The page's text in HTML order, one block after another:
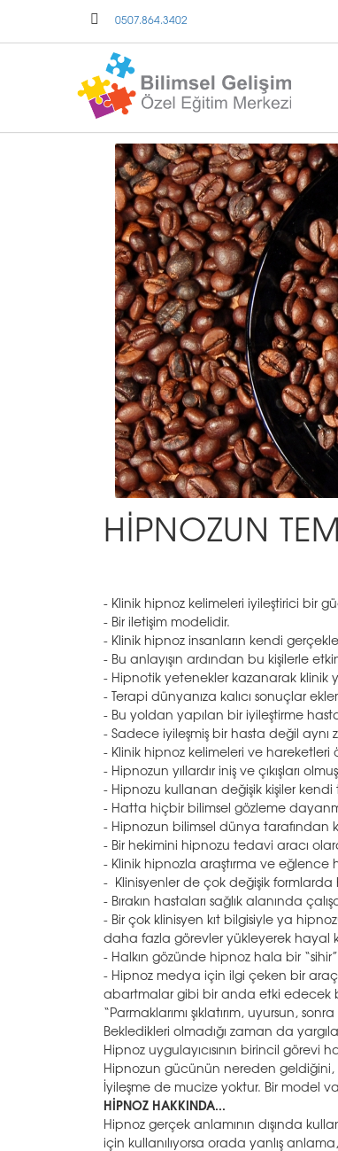
0507.864.3402
HİPNOZUN
- Klinik hipnoz kelimeleri iyileştirici bir
- Bir iletişim modelidir.
- Klinik hipnoz insanların kendi
- Bu anlayışın ardından bu kişilerle
- Hipnotik yetenekler kazanarak klinik
- Terapi dünyanıza kalıcı sonuçlar
- Bu yoldan yapılan bir iyileştirme
- Sadece iyileşmiş bir hasta değil aynı
- Klinik hipnoz kelimeleri ve hareketleri
- Hipnozun yıllardır iniş ve çıkışları
- Hipnozu kullanan değişik kişiler kendi
- Hatta hiçbir bilimsel gözleme
- Hipnozun bilimsel dünya tarafından
- Bir hekimini hipnozu tedavi aracı
- Klinik hipnozla araştırma ve eğlence
- Klinisyenler de çok değişik formlarda
- Bırakın hastaları sağlık alanında
- Bir çok klinisyen kıt bilgisiyle ya
daha fazla görevler yükleyerek hayal
- Halkın gözünde hipnoz hala bir
- Hipnoz medya için ilgi çeken bir
abartmalar gibi bir anda etki edecek
“Parmaklarımı şıklatırım, uyursun,
Bekledikleri olmadığı zaman da
Hipnoz uygulayıcısının birincil görevi
Hipnozun gücünün nereden geldiğini,
İyileşme de mucize yoktur. Bir model
HİPNOZ HAKKINDA...
Hipnoz gerçek anlamının dışında
için kullanılıyorsa orada yanlış anlama,